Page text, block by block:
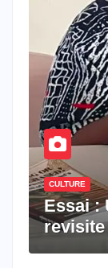
CULTURE
Essai :
revisite